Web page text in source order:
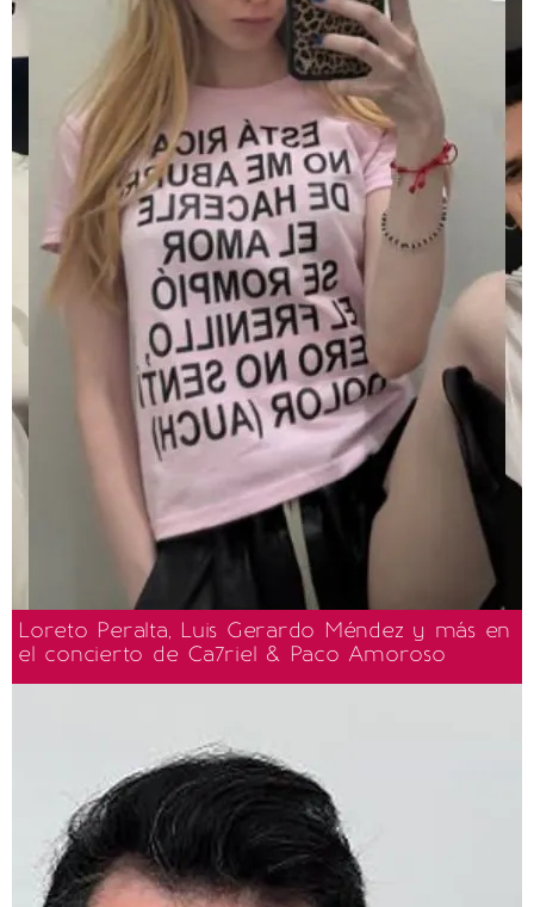
Loreto Peralta, Luis Gerardo Méndez y más en
el concierto de Ca7riel & Paco Amoroso